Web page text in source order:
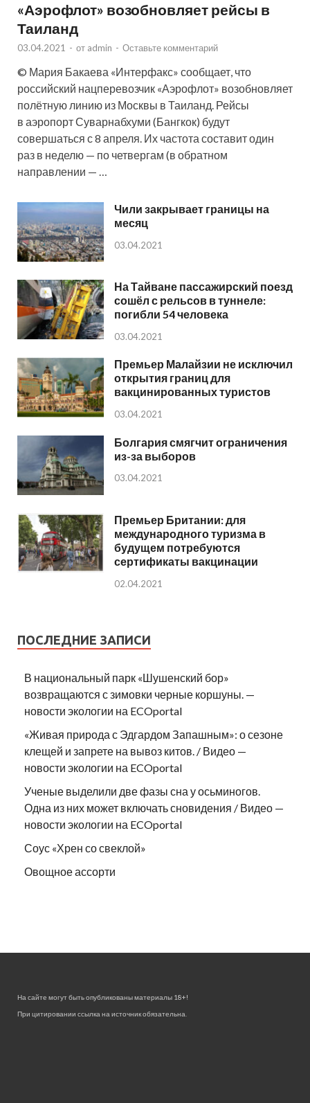
«Аэрофлот» возобновляет рейсы в
Таиланд
03.04.2021 - от admin - Оставьте комментарий
© Мария Бакаева «Интерфакс» сообщает, что
российский нацперевозчик «Аэрофлот» возобновляет
полётную линию из Москвы в Таиланд. Рейсы
в аэропорт Суварнабхуми (Бангкок) будут
совершаться с 8 апреля. Их частота составит один
раз в неделю — по четвергам (в обратном
направлении — …
Чили закрывает границы на
месяц
03.04.2021
На Тайване пассажирский поезд
сошёл с рельсов в туннеле:
погибли 54 человека
03.04.2021
Премьер Малайзии не исключил
открытия границ для
вакцинированных туристов
03.04.2021
Болгария смягчит ограничения
из-за выборов
03.04.2021
Премьер Британии: для
международного туризма в
будущем потребуются
сертификаты вакцинации
02.04.2021
ПОСЛЕДНИЕ ЗАПИСИ
В национальный парк «Шушенский бор»
возвращаются с зимовки черные коршуны. —
новости экологии на ECOportal
«Живая природа с Эдгардом Запашным»: о сезоне
клещей и запрете на вывоз китов. / Видео —
новости экологии на ECOportal
Ученые выделили две фазы сна у осьминогов.
Одна из них может включать сновидения / Видео —
новости экологии на ECOportal
Соус «Хрен со свеклой»
Овощное ассорти
На сайте могут быть опубликованы материалы 18+!
При цитировании ссылка на источник обязательна.